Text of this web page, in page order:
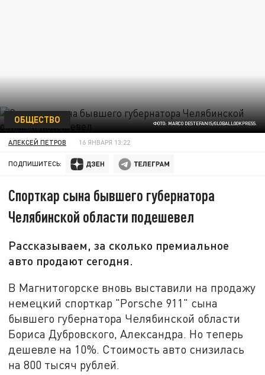
ФОТО: MARCO DESTEFANIS/GLOBALLOOKPRESS.
ОБЩЕСТВО
АЛЕКСЕЙ ПЕТРОВ 16 ЯНВАРЯ 13:22
ПОДПИШИТЕСЬ:
Спорткар сына бывшего губернатора
Челябинской области подешевел
Рассказываем, за сколько премиальное
авто продают сегодня.
В Магнитогорске вновь выставили на продажу
немецкий спорткар "Porsche 911" сына
бывшего губернатора Челябинской области
Бориса Дубровского, Александра. Но теперь
дешевле на 10%. Стоимость авто снизилась
на 800 тысяч рублей.